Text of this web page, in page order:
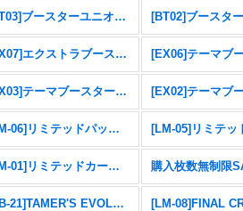
[BT03]ブースターユニオンインパクト
[EX07]エクストラブースター デジモンリベレイター
[EX03]テーマブースター ドラゴンズロア
[LM-06]リミテッドパック ビリオン・バレット
[LM-01]リミテッドカードパック デジモンゴーストゲーム 購入枚数無制限
[PB-21]TAMER'S EVOLUTION BOX -RISE OF DIGIMON- [LM-08]FINAL